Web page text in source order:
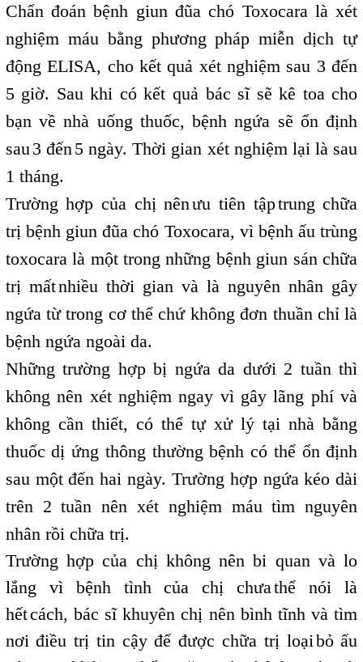
Chẩn đoán bệnh giun đũa chó Toxocara là xét
nghiệm máu bằng phương pháp miễn dịch tự
động ELISA, cho kết quả xét nghiệm sau 3 đến
5 giờ. Sau khi có kết quả bác sĩ sẽ kê toa cho
bạn về nhà uống thuốc, bệnh ngứa sẽ ổn định
sau, 3 đến, 5 ngày. Thời gian xét nghiệm lại là sau
1 tháng.
Trường hợp của chị nên,ưu tiên tập,trung chữa
trị bệnh giun đũa chó Toxocara, vì bệnh ấu trùng
toxocara là một trong những bệnh giun sán chữa
trị mất,nhiều thời gian và là nguyên nhân gây
ngứa từ trong cơ thể chứ không đơn thuần chỉ là
bệnh ngứa ngoài da.
Những trường hợp bị ngứa da dưới 2 tuần thì
không nên xét nghiệm ngay vì gây lãng phí và
không cần thiết, có thể tự xử lý tại nhà bằng
thuốc dị ứng thông thường bệnh có thể ổn định
sau một đến hai ngày. Trường hợp ngứa kéo dài
trên 2 tuần nên xét nghiệm máu tìm nguyên
nhân rồi chữa trị.
Trường hợp của chị không nên bi quan và lo
lắng vì bệnh tình của chị chưa ,thể nói là
hết, cách, bác sĩ khuyên chị nên bình tĩnh và tìm
nơi điều trị tin cậy để được chữa trị loại, bỏ ấu